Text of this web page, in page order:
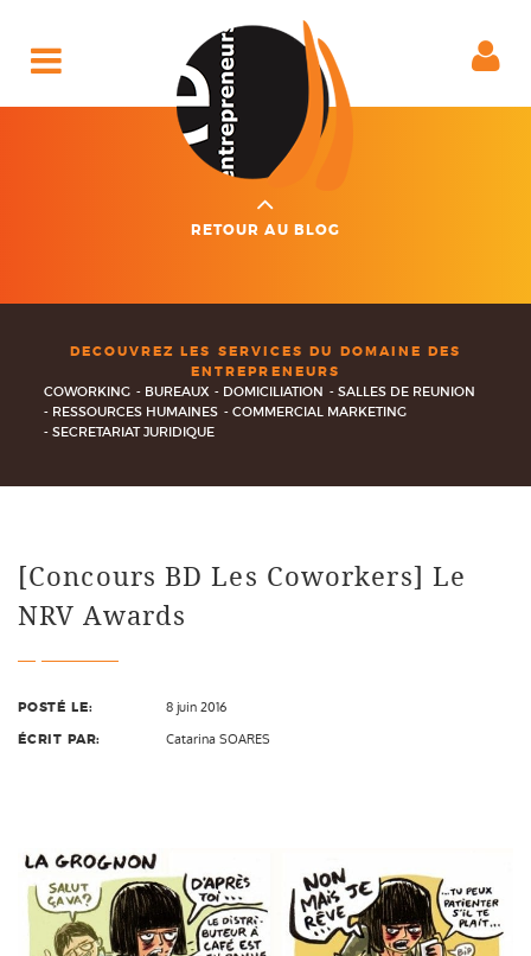
content
RETOUR AU BLOG
DECOUVREZ LES SERVICES DU DOMAINE DES
ENTREPRENEURS
COWORKING
BUREAUX DOMICILIATION
SALLES DE REUNION
RESSOURCES HUMAINES
COMMERCIAL MARKETING
SECRETARIAT JURIDIQUE
[Concours BD Les Coworkers] Le
NRV Awards
POSTÉ LE: 8 juin 2016
ÉCRIT PAR: Catarina SOARES